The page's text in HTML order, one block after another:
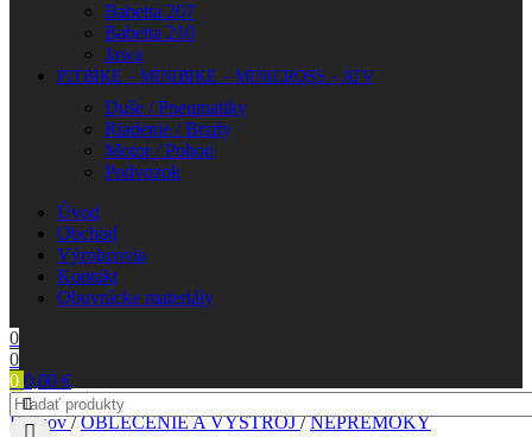
Babetta 207
Babetta 210
Jawa
PITBIKE – MINIBIKE – MINICROSS – ATV
Duše / Pneumatiky
Riadenie / Brzdy
Motor / Pohon
Podvozok
Úvod
Obchod
Výrobcovia
Kontakt
Obuvnícke materiály
0
0
0 0,00 €
Domov/ OBLEČENIE A VÝSTROJ/ NEPREMOKY